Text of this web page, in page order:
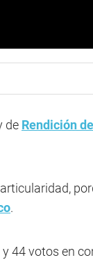
de Rendición de
.
44 votos en